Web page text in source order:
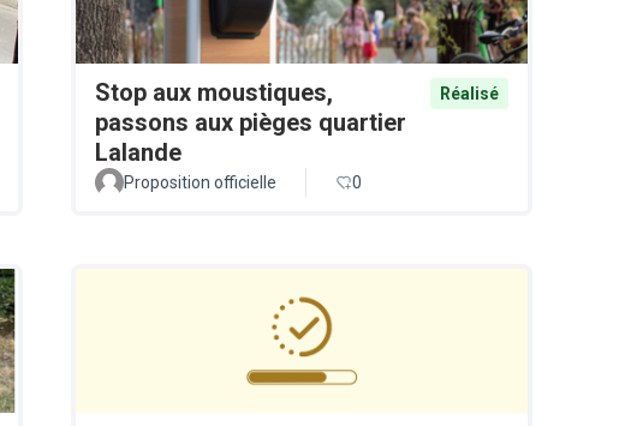
Stop aux moustiques,
passons aux pièges quartier
Lalande
Réalisé
Proposition officielle 0